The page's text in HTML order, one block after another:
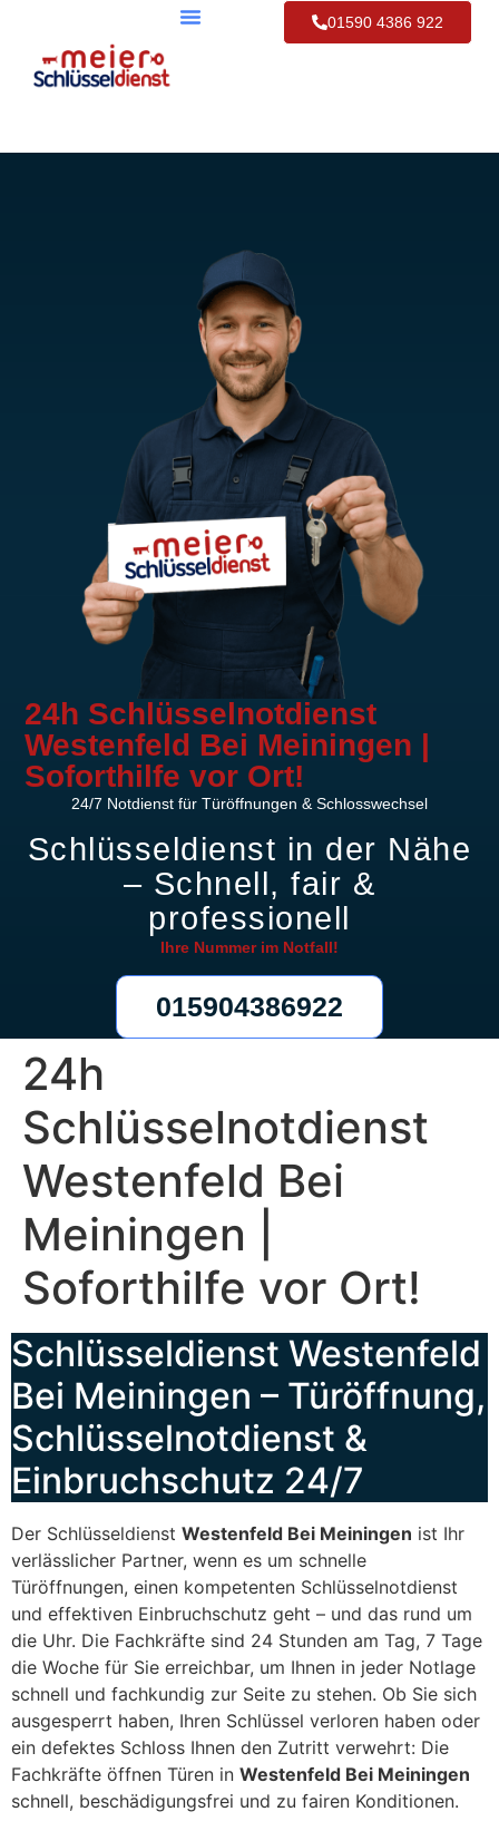
01590 4386 922
24h Schlüsselnotdienst
Westenfeld Bei Meiningen |
Soforthilfe vor Ort!
24/7 Notdienst für Türöffnungen & Schlosswechsel
Schlüsseldienst in der Nähe
– Schnell, fair &
professionell
Ihre Nummer im Notfall!
015904386922
24h
Schlüsselnotdienst
Westenfeld Bei
Meiningen |
Soforthilfe vor Ort!
Schlüsseldienst Westenfeld
Bei Meiningen – Türöffnung,
Schlüsselnotdienst &
Einbruchschutz 24/7
Der Schlüsseldienst Westenfeld Bei Meiningen ist Ihr
verlässlicher Partner, wenn es um schnelle
Türöffnungen, einen kompetenten Schlüsselnotdienst
und effektiven Einbruchschutz geht – und das rund um
die Uhr. Die Fachkräfte sind 24 Stunden am Tag, 7 Tage
die Woche für Sie erreichbar, um Ihnen in jeder Notlage
schnell und fachkundig zur Seite zu stehen. Ob Sie sich
ausgesperrt haben, Ihren Schlüssel verloren haben oder
ein defektes Schloss Ihnen den Zutritt verwehrt: Die
Fachkräfte öffnen Türen in Westenfeld Bei Meiningen
schnell, beschädigungsfrei und zu fairen Konditionen.